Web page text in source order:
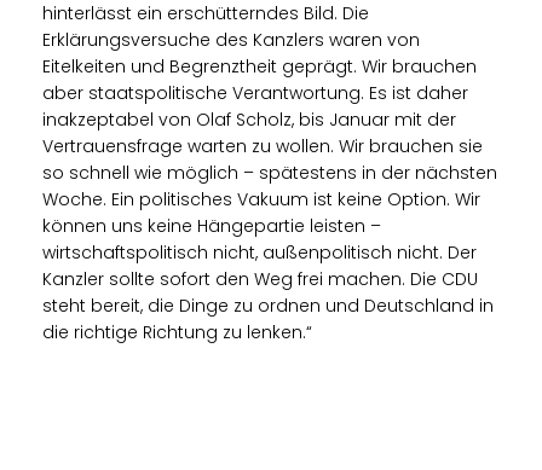
hinterlässt ein erschütterndes Bild. Die
Erklärungsversuche des Kanzlers waren von
Eitelkeiten und Begrenztheit geprägt. Wir brauchen
aber staatspolitische Verantwortung. Es ist daher
inakzeptabel von Olaf Scholz, bis Januar mit der
Vertrauensfrage warten zu wollen. Wir brauchen sie
so schnell wie möglich – spätestens in der nächsten
Woche. Ein politisches Vakuum ist keine Option. Wir
können uns keine Hängepartie leisten –
wirtschaftspolitisch nicht, außenpolitisch nicht. Der
Kanzler sollte sofort den Weg frei machen. Die CDU
steht bereit, die Dinge zu ordnen und Deutschland in
die richtige Richtung zu lenken.“